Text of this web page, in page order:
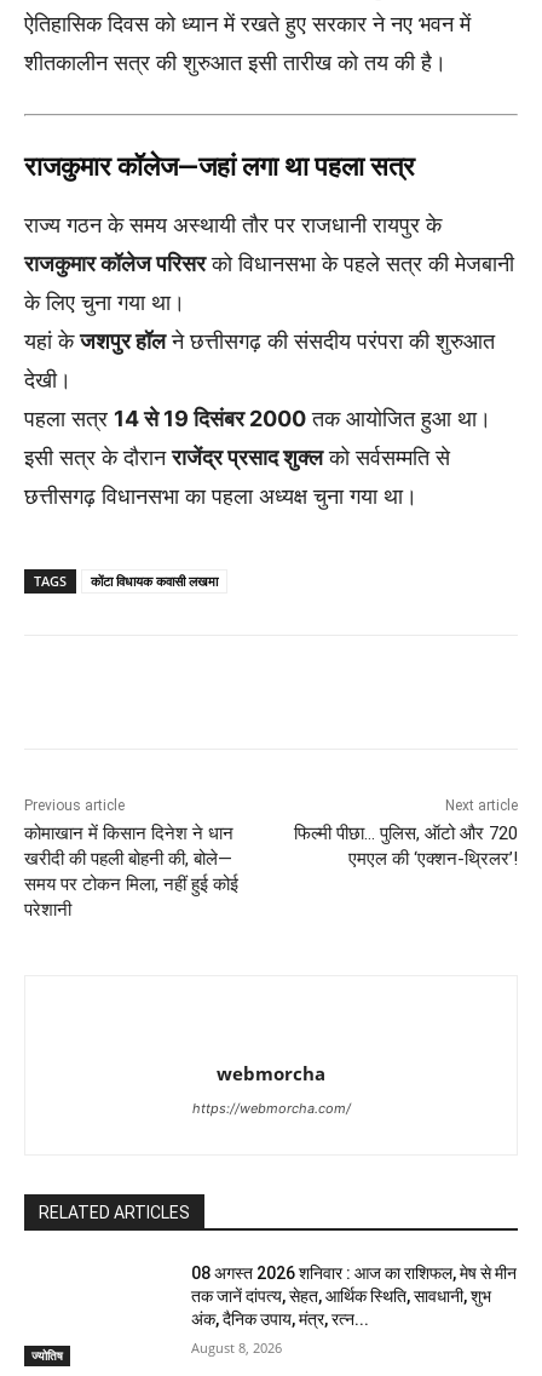
ऐतिहासिक दिवस को ध्यान में रखते हुए सरकार ने नए भवन में
शीतकालीन सत्र की शुरुआत इसी तारीख को तय की है।
राजकुमार कॉलेज—जहां लगा था पहला सत्र
राज्य गठन के समय अस्थायी तौर पर राजधानी रायपुर के
राजकुमार कॉलेज परिसरको विधानसभा के पहले सत्र की मेजबानी
के लिए चुना गया था।
यहां केजशपुर हॉलने छत्तीसगढ़ की संसदीय परंपरा की शुरुआत
देखी।
पहला सत्र 14 से 19 दिसंबर 2000तक आयोजित हुआ था।
इसी सत्र के दौरानराजेंद्र प्रसाद शुक्लको सर्वसम्मति से
छत्तीसगढ़ विधानसभा का पहला अध्यक्ष चुना गया था।
TAGS कोंटा विधायक कवासी लखमा
Previous article
कोमाखान में किसान दिनेश ने धान
खरीदी की पहली बोहनी की, बोले—
समय पर टोकन मिला, नहीं हुई कोई
परेशानी
Next article
फिल्मी पीछा… पुलिस, ऑटो और 720
एमएल की ‘एक्शन-थ्रिलर’!
webmorcha
https://webmorcha.com/
RELATED ARTICLES
ज्योतिष
08 अगस्त 2026 शनिवार : आज का राशिफल, मेष से मीन
तक जानें दांपत्य, सेहत, आर्थिक स्थिति, सावधानी, शुभ
अंक, दैनिक उपाय, मंत्र, रत्न...
August 8, 2026